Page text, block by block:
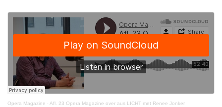
Opera Magazine · Afl. 23 Opera Magazine over aus LICHT met Renee Jonker